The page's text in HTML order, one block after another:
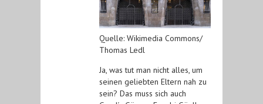
Quelle: Wikimedia Commons/
Thomas Ledl
Ja, was tut man nicht alles, um
seinen geliebten Eltern nah zu
sein? Das muss sich auch